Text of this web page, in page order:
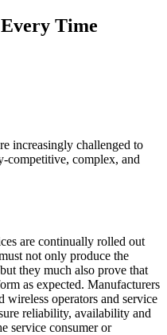
Time
increasingly challenged to
competitive, complex, and
are continually rolled out
not only produce the
they much also prove that
as expected. Manufacturers
wireless operators and service
reliability, availability and
service consumer or